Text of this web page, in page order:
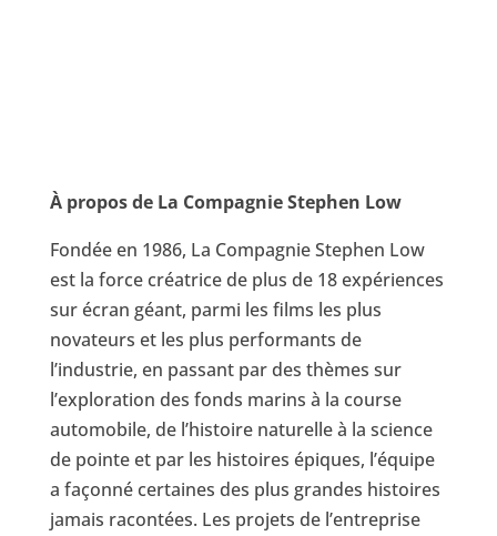
À propos de La Compagnie Stephen Low
Fondée en 1986, La Compagnie Stephen Low
est la force créatrice de plus de 18 expériences
sur écran géant, parmi les films les plus
novateurs et les plus performants de
l’industrie, en passant par des thèmes sur
l’exploration des fonds marins à la course
automobile, de l’histoire naturelle à la science
de pointe et par les histoires épiques, l’équipe
a façonné certaines des plus grandes histoires
jamais racontées. Les projets de l’entreprise